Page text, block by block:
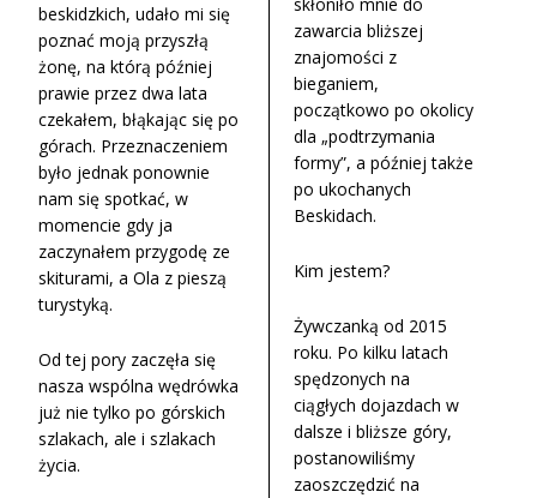
beskidzkich, udało mi się
poznać moją przyszłą
żonę, na którą później
prawie przez dwa lata
czekałem, błąkając się po
górach. Przeznaczeniem
było jednak ponownie
nam się spotkać, w
momencie gdy ja
zaczynałem przygodę ze
skiturami, a Ola z pieszą
turystyką.
Od tej pory zaczęła się
nasza wspólna wędrówka
już nie tylko po górskich
szlakach, ale i szlakach
życia.
zawarcia bliższej
znajomości z
bieganiem,
początkowo po okolicy
dla „podtrzymania
formy”, a później także
po ukochanych
Beskidach.
Kim jestem?
Żywczanką od 2015
roku. Po kilku latach
spędzonych na
ciągłych dojazdach w
dalsze i bliższe góry,
postanowiliśmy
zaoszczędzić na